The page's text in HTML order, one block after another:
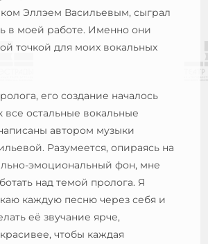
Эллэем Васильевым, сыграл
в моей работе. Именно они
точкой для моих вокальных
его создание началось
все остальные вокальные
автором музыки
Разумеется, опираясь на
эмоциональный фон, мне
над темой пролога. Я
каждую песню через себя и
её звучание ярче,
чтобы каждая